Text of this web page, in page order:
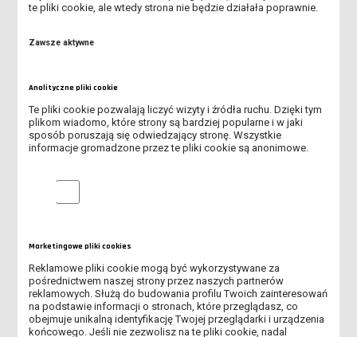
WYKŁADOWCA NA MEDAL 2026 - ZNAMY LAUREATÓW VI EDYCJI
PIERWSZA ZBIÓRKA KRĘGOWA - 29.05.2026 R.
SPOTKANIE POŚWIĘCONE TEMATYCE HARCERSKIEJ - 12.05.2026
R.
ANKIETA - ROLA RODZINY I UNIWERSYTETU W
AKADEMICKIEJ
SPOTKANIE NAUKOWE W RAMACH CYKLU "WYKŁADY MISTRZÓW"
DNI PATRONA 19-21 MAJA 2026
te pliki cookie, ale wtedy strona nie będzie działała poprawnie.
Zawsze aktywne
Analityczne pliki cookie
Te pliki cookie pozwalają liczyć wizyty i źródła ruchu. Dzięki tym
plikom wiadomo, które strony są bardziej popularne i w jaki
sposób poruszają się odwiedzający stronę. Wszystkie
informacje gromadzone przez te pliki cookie są anonimowe.
Analityczne pliki cookie
Marketingowe pliki cookies
Reklamowe pliki cookie mogą być wykorzystywane za
pośrednictwem naszej strony przez naszych partnerów
reklamowych. Służą do budowania profilu Twoich zainteresowań
na podstawie informacji o stronach, które przeglądasz, co
obejmuje unikalną identyfikację Twojej przeglądarki i urządzenia
końcowego. Jeśli nie zezwolisz na te pliki cookie, nadal